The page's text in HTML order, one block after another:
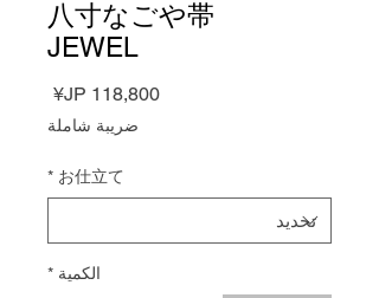
八寸なごや帯
JEWEL
السعر
ضريبة شاملة
お仕立て
*
الكمية *